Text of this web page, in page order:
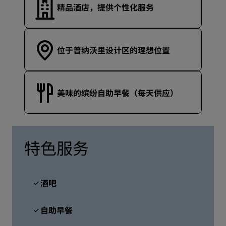
精品酒店，提供个性化服务
位于普纳沃里设计区的理想位置
美味的缤纷自助早餐（每天供应）
特色服务
酒吧
自助早餐